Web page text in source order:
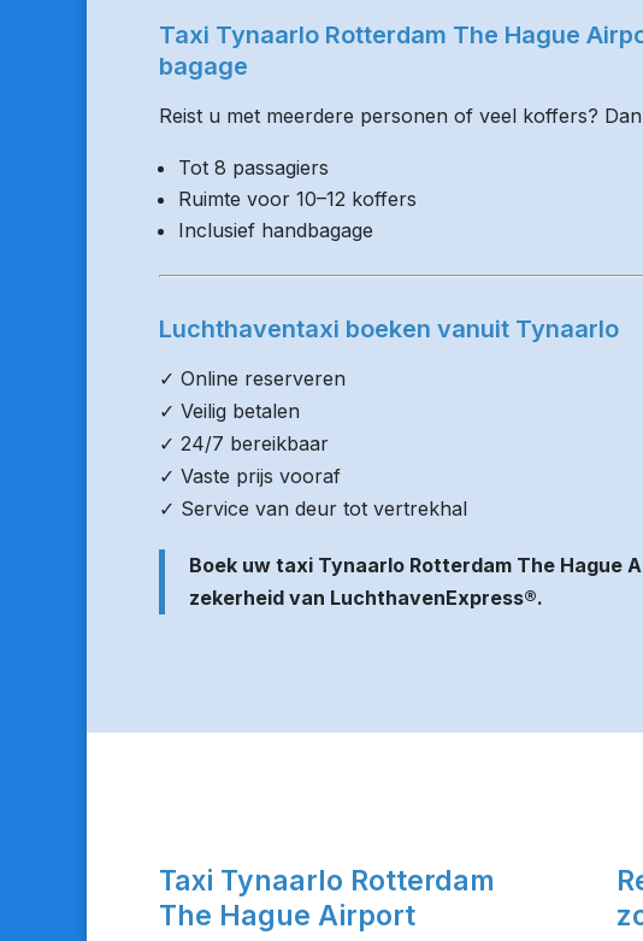
Taxi Tynaarlo Rotterdam The Hague
bagage
Reist u met meerdere personen of veel koffers?
Tot 8 passagiers
Ruimte voor 10–12 koffers
Inclusief handbagage
Luchthaventaxi boeken vanuit Tynaarlo
✓ Online reserveren
✓ Veilig betalen
✓ 24/7 bereikbaar
✓ Vaste prijs vooraf
✓ Service van deur tot vertrekhal
Boek uw taxi Tynaarlo Rotterdam The Hague
zekerheid van LuchthavenExpress®.
Taxi Tynaarlo Rotterdam
The Hague Airport